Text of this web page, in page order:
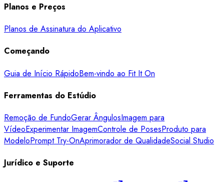
Planos e Preços
Planos de Assinatura do Aplicativo
Começando
Guia de Início RápidoBem-vindo ao Fit It On
Ferramentas do Estúdio
Remoção de FundoGerar ÂngulosImagem para
VídeoExperimentar ImagemControle de PosesProduto para
ModeloPrompt Try-OnAprimorador de QualidadeSocial Studio
Jurídico e Suporte